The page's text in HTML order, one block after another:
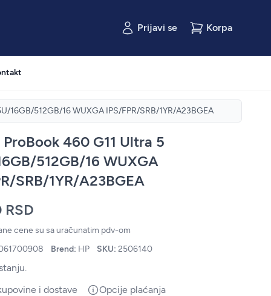
Prijavi se Korpa
16GB/512GB/16 WUXGA IPS/FPR/SRB/1YR/A23BGEA
ProBook 460 G11 Ultra 5
512GB/16 WUXGA
SRB/1YR/A23BGEA
cene su sa uračunatim pdv-om
Brend: HP SKU: 2506140
i dostave
Opcije plaćanja